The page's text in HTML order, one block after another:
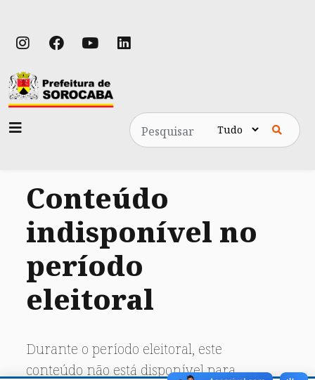
Pesquisa
Conteúdo
indisponível no
período
eleitoral
Durante o período eleitoral, este
conteúdo não está disponível para